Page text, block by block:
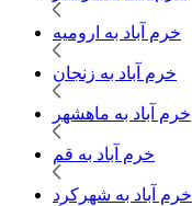
خرم آباد به ارومیه
خرم آباد به زنجان
خرم آباد به ماهشهر
خرم آباد به قم
خرم آباد به شهرکرد